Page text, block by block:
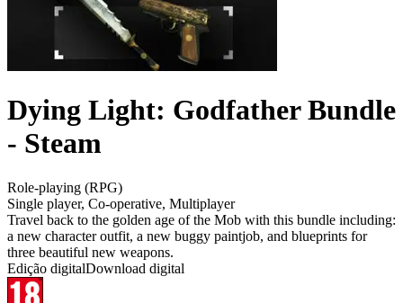
Dying Light: Godfather Bundle
- Steam
Role-playing (RPG)
Single player, Co-operative, Multiplayer
Travel back to the golden age of the Mob with this bundle including:
a new character outfit, a new buggy paintjob, and blueprints for
three beautiful new weapons.
Edição digitalDownload digital